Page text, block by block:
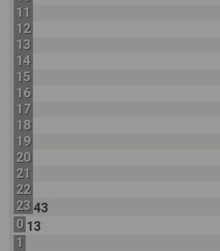
11
12
13
14
15
16
17
18
19
20
21
22
23 43
0 13
1